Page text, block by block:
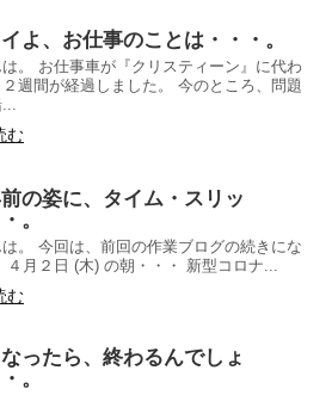
よ、お仕事のことは・・・。
。 お仕事車が『クリスティーン』に代わ
２週間が経過しました。 今のところ、問題
む
の姿に、タイム・スリッ
。
。 今回は、前回の作業ブログの続きにな
４月２日 (木) の朝・・・ 新型コロナ...
む
ったら、終わるんでしょ
。